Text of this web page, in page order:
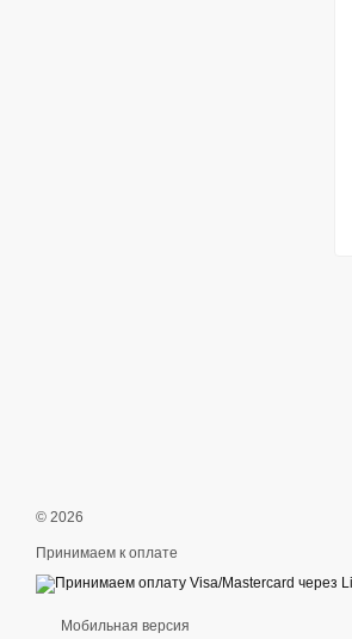
© 2026
Принимаем к оплате
Мобильная версия